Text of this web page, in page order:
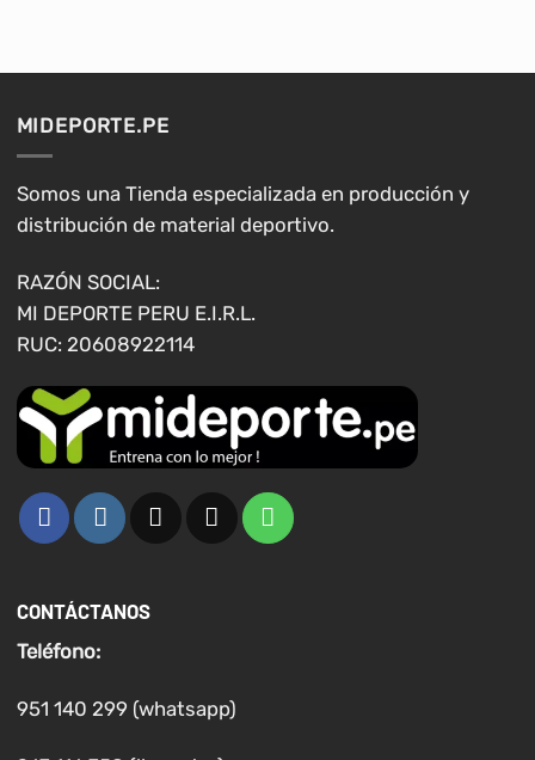
se
pueden
elegir
en
página
de
producto
elegir
en
MIDEPORTE.PE
Somos una Tienda especializada en producción y
distribución de material deportivo.
RAZÓN SOCIAL:
MI DEPORTE PERU E.I.R.L.
RUC: 20608922114
CONTÁCTANOS
Teléfono:
951 140 299 (whatsapp)